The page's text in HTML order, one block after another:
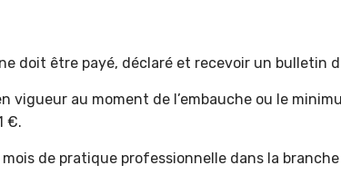
doit être payé, déclaré et recevoir un bulletin
vigueur au moment de l’embauche ou le
€.
de pratique professionnelle dans la